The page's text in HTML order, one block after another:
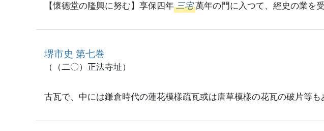
【懷德堂の隆興に努む】享保四年 三宅 萬年の門に入つて、經史の業を
堺市史 第七巻
（（二〇）正法寺址）
古瓦で、中には鎌倉時代の蓮花模樣疏瓦或は唐草模樣の花瓦の破片等